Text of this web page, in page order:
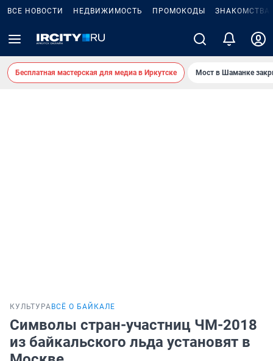
ВСЕ НОВОСТИ НЕДВИЖИМОСТЬ ПРОМОКОДЫ ЗНАКОМСТВА
Бесплатная мастерская для медиа в Иркутске Мост в Шаманке
КУЛЬТУРА ВСЁ О БАЙКАЛЕ
Символы стран-участниц ЧМ-2018
из байкальского льда установят в